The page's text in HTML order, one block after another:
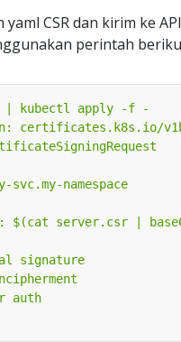
yaml CSR dan kirim ke
perintah